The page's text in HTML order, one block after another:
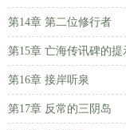
第14章 第二位修行者
第15章 亡海传讯碑的提
第16章 接岸听泉
第17章 反常的三阴岛